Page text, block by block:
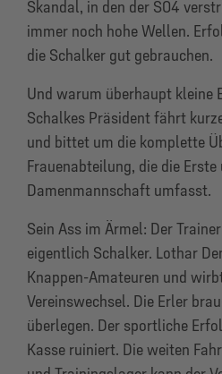
Skandal, in den der S04
immer noch hohe Wellen.
die Schalker gut gebrauchen.
Und warum überhaupt kleine
Schalkes Präsident fährt
und bittet um die komplette
Frauenabteilung, die die
Damenmannschaft umfasst.
Sein Ass im Ärmel: Der
eigentlich Schalker. Lothar
Knappen-Amateuren und
Vereinswechsel. Die Erler
überlegen. Der sportliche
Kasse ruiniert. Die weiten